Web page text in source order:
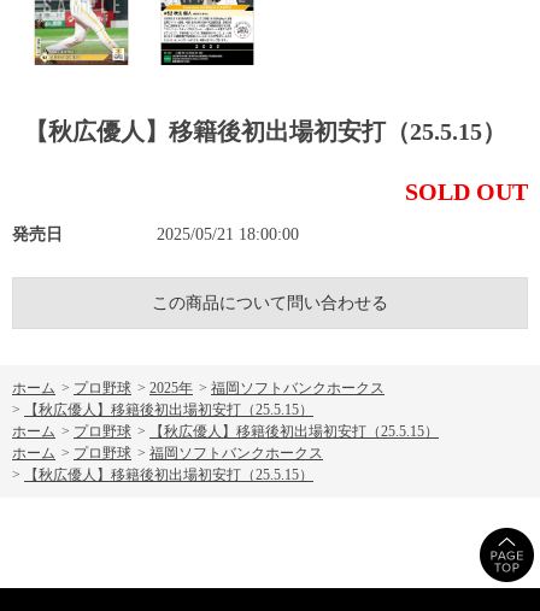
【秋広優人】移籍後初出場初安打（25.5.15）
SOLD OUT
発売日 2025/05/21 18:00:00
この商品について問い合わせる
ホーム > プロ野球 > 2025年 > 福岡ソフトバンクホークス
>
【秋広優人】移籍後初出場初安打（25.5.15）
ホーム > プロ野球 >
【秋広優人】移籍後初出場初安打（25.5.15）
ホーム > プロ野球 > 福岡ソフトバンクホークス
>
【秋広優人】移籍後初出場初安打（25.5.15）